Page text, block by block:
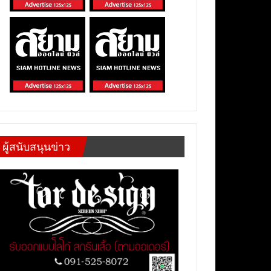
ผู้สนับสนุนข่าว